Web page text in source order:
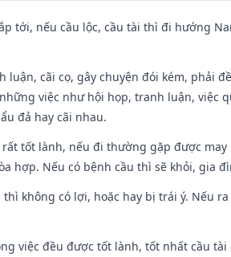
tới, nếu cầu lộc, cầu tài thì đi hướng
luận, cãi cọ, gây chuyện đói kém, phải
việc như hội họp, tranh luận, việc
đả hay cãi nhau.
rất tốt lành, nếu đi thường gặp được
hợp. Nếu có bệnh cầu thì sẽ khỏi, gia
thì không có lợi, hoặc hay bị trái ý. Nếu
việc đều được tốt lành, tốt nhất cầu